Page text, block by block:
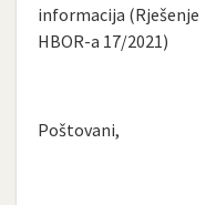
informacija (Rješenje
HBOR-a 17/2021)
Poštovani,